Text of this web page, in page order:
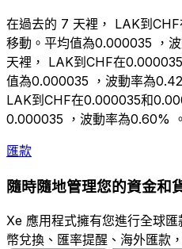
在過去的 7 天裡， LAK到
移動。平均值為0.000035 ，
天裡， LAK到CHF在
值為0.000035 ，波動率為
LAK到CHF在0.000035和
0.000035 ，波動率為0.60% 。
匯款
隨時隨地管理您的資金和
Xe 應用程式擁有您進行全球
幣兌換、匯率提醒、海外匯款